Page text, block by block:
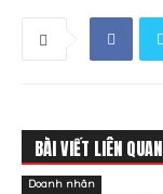
BÀI VIẾT LIÊN QUAN
Doanh nhân